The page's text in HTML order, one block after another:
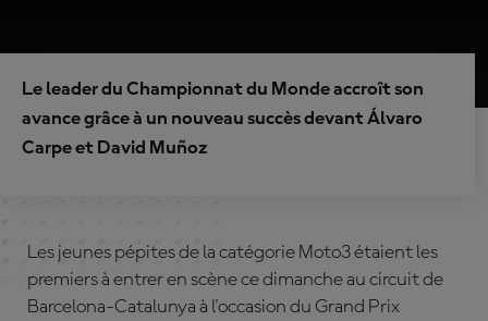
Le leader du Championnat du Monde accroît son
avance grâce à un nouveau succès devant Álvaro
Carpe et David Muñoz
Les jeunes pépites de la catégorie Moto3 étaient les
premiers à entrer en scène ce dimanche au circuit de
Barcelona-Catalunya à l'occasion du Grand Prix